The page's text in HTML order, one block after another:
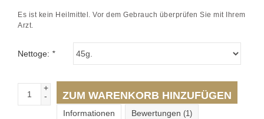
Es ist kein Heilmittel. Vor dem Gebrauch überprüfen Sie mit Ihrem
Arzt.
Nettoge: *
+
-
ZUM WARENKORB HINZUFÜGEN
Informationen Bewertungen (1)